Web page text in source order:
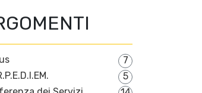
7
5